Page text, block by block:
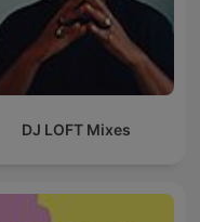
DJ LOFT Mixes